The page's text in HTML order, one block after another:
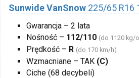
Sunwide VanSnow 225/65 R16
Gwarancja – 2 lata
Nośność – 112/110 (do 1120 kg/
Prędkość – R (do 170 km/h)
Wzmacniane – TAK (C)
Ciche (68 decybeli)